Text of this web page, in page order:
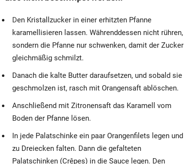
Den Kristallzucker in einer erhitzten Pfanne
karamellisieren lassen. Währenddessen nicht rühren,
sondern die Pfanne nur schwenken, damit der Zucker
gleichmäßig schmilzt.
Danach die kalte Butter daraufsetzen, und sobald sie
geschmolzen ist, rasch mit Orangensaft ablöschen.
Anschließend mit Zitronensaft das Karamell vom
Boden der Pfanne lösen.
In jede Palatschinke ein paar Orangenfilets legen und
zu Dreiecken falten. Dann die gefalteten
Palatschinken (Crêpes) in die Sauce legen. Den